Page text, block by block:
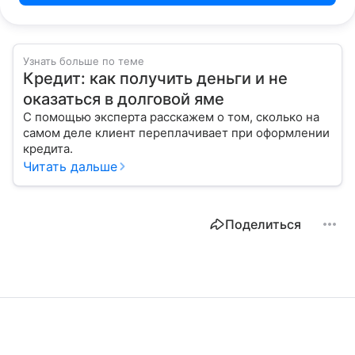
Узнать больше по теме
Кредит: как получить деньги и не
оказаться в долговой яме
С помощью эксперта расскажем о том, сколько на
самом деле клиент переплачивает при оформлении
кредита.
Читать дальше
Поделиться